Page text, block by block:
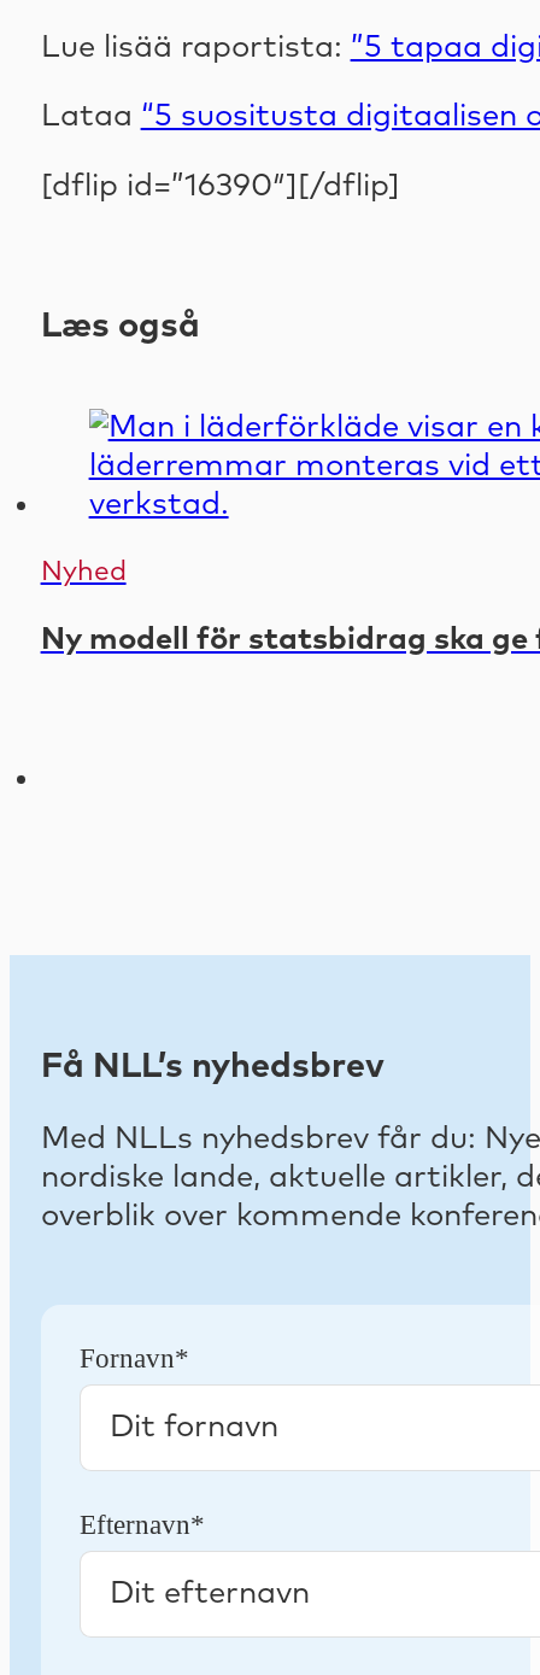
Lue lisää raportista: ”5 tapaa
Lataa “5 suositusta digitaalisen
[dflip id=”16390″][/dflip]
Læs også
Nyhed
Ny modell för statsbidrag ska
Få NLL’s nyhedsbrev
Med NLLs nyhedsbrev får du:
nordiske lande, aktuelle
overblik over kommende
Fornavn*
Efternavn*